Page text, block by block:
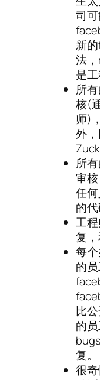
司
新
法
是
所
核(
师)
外
所
审
任
的
工
复，
每
的
比
的
复。
很